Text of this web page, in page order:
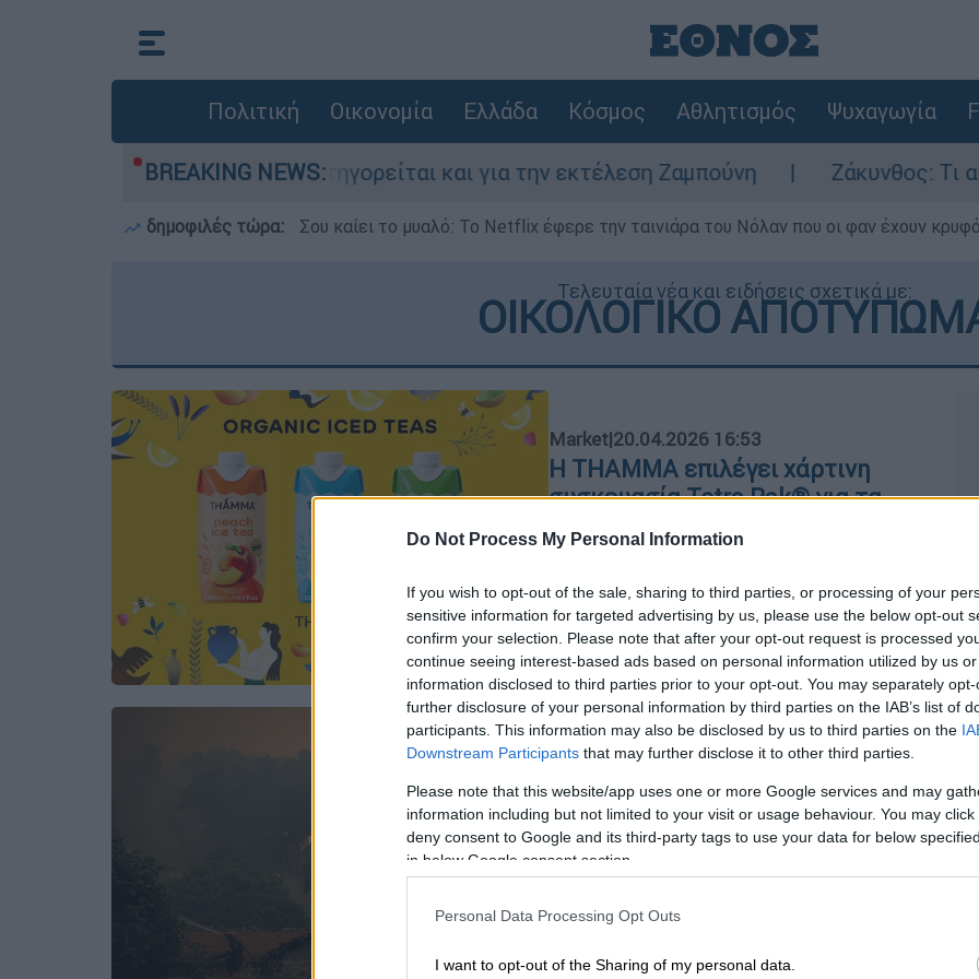
Do Not Process My Personal Information
If you wish to opt-out of the sale, sharing to third parties, or processing of your
sensitive information for targeted advertising by us, please use the below opt-out
confirm your selection. Please note that after your opt-out request is processed
continue seeing interest-based ads based on personal information utilized by us
information disclosed to third parties prior to your opt-out. You may separately
further disclosure of your personal information by third parties on the IAB’s list of
participants. This information may also be disclosed by us to third parties on the
Downstream Participants that may further disclose it to other third parties.
Please note that this website/app uses one or more Google services and may
information including but not limited to your visit or usage behaviour. You may
deny consent to Google and its third-party tags to use your data for below
in below Google consent section.
Personal Data Processing Opt Outs
I want to opt-out of the Sharing of my personal data.
Πολιτική Οικονομία Ελλάδα Κόσμος Αθλητισμός Ψυχαγωγία
BREAKING NEWS:
στην Ελλάδα - Κατηγορείται και για την εκτέλεση Ζαμπούνη Ζάκυνθος: Τι
δημοφιλές τώρα: Σου καίει το μυαλό: Το Netflix έφερε την ταινιάρα του Νόλαν που οι φαν έχουν
Τελευταία νέα και ειδήσεις σχετικά με:
ΟΙΚΟΛΟΓΙΚΟ
Market|20.04.2026 16:53
Η THAMMA επιλέγει χάρτινη
συσκευασία Tetra Pak® για τα
κρύα τσάγια της
της καινοτομίας στη συσκευασία
φυσικών ροφημάτων
Ελλάδα |24.07.2025 23:32
Φωτιά στην Κορινθία: Η
σημαντικότερη οικολογική
καταστροφή κατά τη φετινή
αντιπυρική περίοδο
Χιλιάδες στρέμματα δάσους έγιναν